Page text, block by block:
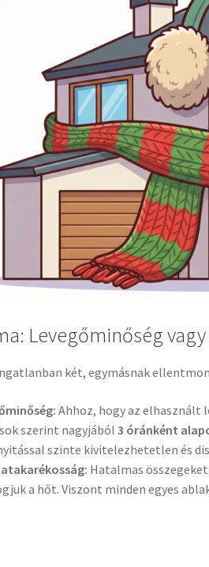
Levegőminőség
két, egymásnak
Ahhoz, hogy az
szerint nagyjából3 óránként
szinte kivitelezhetetlen és
Hatalmas
a hőt. Viszont minden egyes